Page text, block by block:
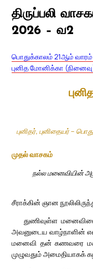
திருப்பலி
2026 – வ2
பொதுக்காலம் 21ஆம்
புனித மோனிக்கா
புனிதர், புனிதையர் –
முதல் வாசகம்
நல்ல மனைவியின்
சீராக்கின் ஞான
துணிவுள்ள
அவனுடைய வாழ்நாளின்
மனைவி தன் கணவரை
முழுவதும் அமைதியாகக்